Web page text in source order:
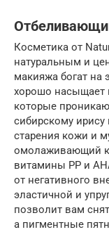
Косметика от
натуральным и
макияжа богат на
хорошо насыщает
которые
сибирскому ирису
старения кожи и
омолаживающий
витамины РР и
от негативного
эластичной и
позволит вам
а пигментные